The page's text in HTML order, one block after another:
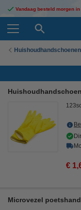
Vandaag besteld morgen
Huishoudhandschoenen
€
Microvezel